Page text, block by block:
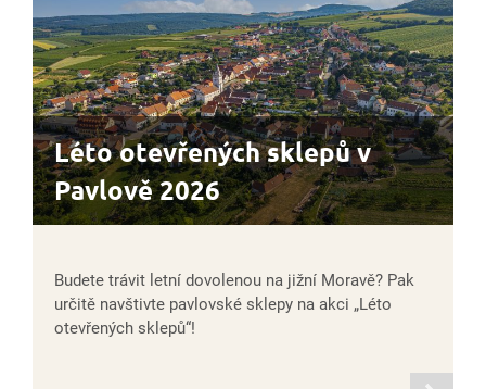
Léto otevřených sklepů v
Pavlově 2026
Budete trávit letní dovolenou na jižní Moravě? Pak
určitě navštivte pavlovské sklepy na akci „Léto
otevřených sklepů“!